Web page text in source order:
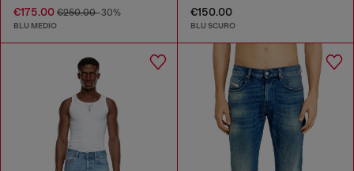
€175.00 €250.00-30%
BLU MEDIO
€150.00
BLU SCURO